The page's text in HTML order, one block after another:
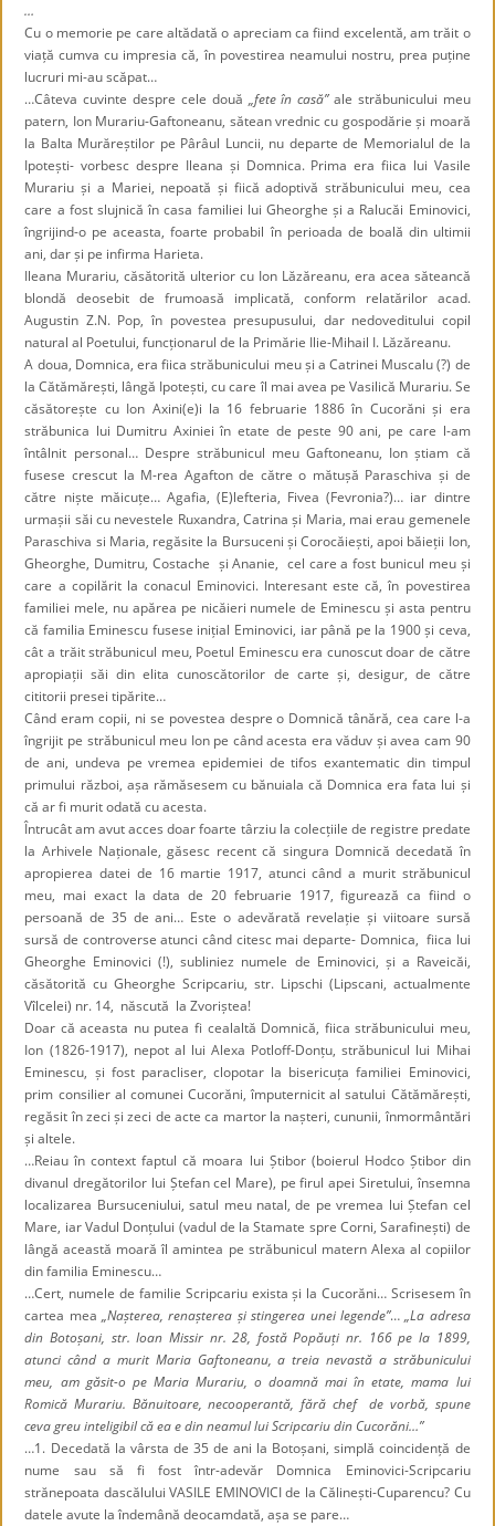
…
Cu o memorie pe care altădată o apreciam ca fiind excelentă, am trăit o
viață cumva cu impresia că, în povestirea neamului nostru, prea puține
lucruri mi-au scăpat…
…Câteva cuvinte despre cele două „fete în casă”ale străbunicului meu
patern, Ion Murariu-Gaftoneanu, sătean vrednic cu gospodărie și moară
la Balta Murăreștilor pe Pârâul Luncii, nu departe de Memorialul de la
Ipotești- vorbesc despre Ileana și Domnica. Prima era fiica lui Vasile
Murariu și a Mariei, nepoată și fiică adoptivă străbunicului meu, cea
care a fost slujnică în casa familiei lui Gheorghe și a Ralucăi Eminovici,
îngrijind-o pe aceasta, foarte probabil în perioada de boală din ultimii
ani, dar și pe infirma Harieta.
Ileana Murariu, căsătorită ulterior cu Ion Lăzăreanu, era acea săteancă
blondă deosebit de frumoasă implicată, conform relatărilor acad.
Augustin Z.N. Pop, în povestea presupusului, dar nedoveditului copil
natural al Poetului, funcționarul de la Primărie Ilie-Mihail I. Lăzăreanu.
A doua, Domnica, era fiica străbunicului meu și a Catrinei Muscalu (?) de
la Cătămărești, lângă Ipotești, cu care îl mai avea pe Vasilică Murariu. Se
căsătorește cu Ion Axini(e)i la 16 februarie 1886 în Cucorăni și era
străbunica lui Dumitru Axiniei în etate de peste 90 ani, pe care l-am
întâlnit personal… Despre străbunicul meu Gaftoneanu, Ion știam că
fusese crescut la M-rea Agafton de către o mătușă Paraschiva și de
către niște măicuțe… Agafia, (E)lefteria, Fivea (Fevronia?)… iar dintre
urmașii săi cu nevestele Ruxandra, Catrina și Maria, mai erau gemenele
Paraschiva si Maria, regăsite la Bursuceni și Corocăiești, apoi băieții Ion,
Gheorghe, Dumitru, Costache și Ananie, cel care a fost bunicul meu și
care a copilărit la conacul Eminovici. Interesant este că, în povestirea
familiei mele, nu apărea pe nicăieri numele de Eminescu și asta pentru
că familia Eminescu fusese inițial Eminovici, iar până pe la 1900 și ceva,
cât a trăit străbunicul meu, Poetul Eminescu era cunoscut doar de către
apropiații săi din elita cunoscătorilor de carte și, desigur, de către
cititorii presei tipărite…
Când eram copii, ni se povestea despre o Domnică tânără, cea care l-a
îngrijit pe străbunicul meu Ion pe când acesta era văduv și avea cam 90
de ani, undeva pe vremea epidemiei de tifos exantematic din timpul
primului război, așa rămăsesem cu bănuiala că Domnica era fata lui și
că ar fi murit odată cu acesta.
Întrucât am avut acces doar foarte târziu la colecțiile de registre predate
la Arhivele Naționale, găsesc recent că singura Domnică decedată în
apropierea datei de 16 martie 1917, atunci când a murit străbunicul
meu, mai exact la data de 20 februarie 1917, figurează ca fiind o
persoană de 35 de ani… Este o adevărată revelație și viitoare sursă
sursă de controverse atunci când citesc mai departe- Domnica, fiica lui
Gheorghe Eminovici (!), subliniez numele de Eminovici, și a Raveicăi,
căsătorită cu Gheorghe Scripcariu, str. Lipschi (Lipscani, actualmente
Vîlcelei) nr. 14, născută la Zvoriștea!
Doar că aceasta nu putea fi cealaltă Domnică, fiica străbunicului meu,
Ion (1826-1917), nepot al lui Alexa Potloff-Donțu, străbunicul lui Mihai
Eminescu, și fost paracliser, clopotar la bisericuța familiei Eminovici,
prim consilier al comunei Cucorăni, împuternicit al satului Cătămărești,
regăsit în zeci și zeci de acte ca martor la nașteri, cununii, înmormântări
și altele.
…Reiau în context faptul că moara lui Știbor (boierul Hodco Știbor din
divanul dregătorilor lui Ștefan cel Mare), pe firul apei Siretului, însemna
localizarea Bursuceniului, satul meu natal, de pe vremea lui Ștefan cel
Mare, iar Vadul Donțului (vadul de la Stamate spre Corni, Sarafinești) de
lângă această moară îl amintea pe străbunicul matern Alexa al copiilor
din familia Eminescu…
…Cert, numele de familie Scripcariu exista și la Cucorăni… Scrisesem în
cartea mea„Nașterea, renașterea și stingerea unei legende”…„La adresa
din Botoșani, str. Ioan Missir nr. 28, fostă Popăuți nr. 166 pe la 1899,
atunci când a murit Maria Gaftoneanu, a treia nevastă a străbunicului
meu, am găsit-o pe Maria Murariu, o doamnă mai în etate, mama lui
Romică Murariu. Bănuitoare, necooperantă, fără chef de vorbă, spune
ceva greu inteligibil că ea e din neamul lui Scripcariu din Cucorăni…”
…1. Decedată la vârsta de 35 de ani la Botoșani, simplă coincidență de
nume sau să fi fost într-adevăr Domnica Eminovici-Scripcariu
strănepoata dascălului VASILE EMINOVICI de la Călinești-Cuparencu? Cu
datele avute la îndemână deocamdată, așa se pare…